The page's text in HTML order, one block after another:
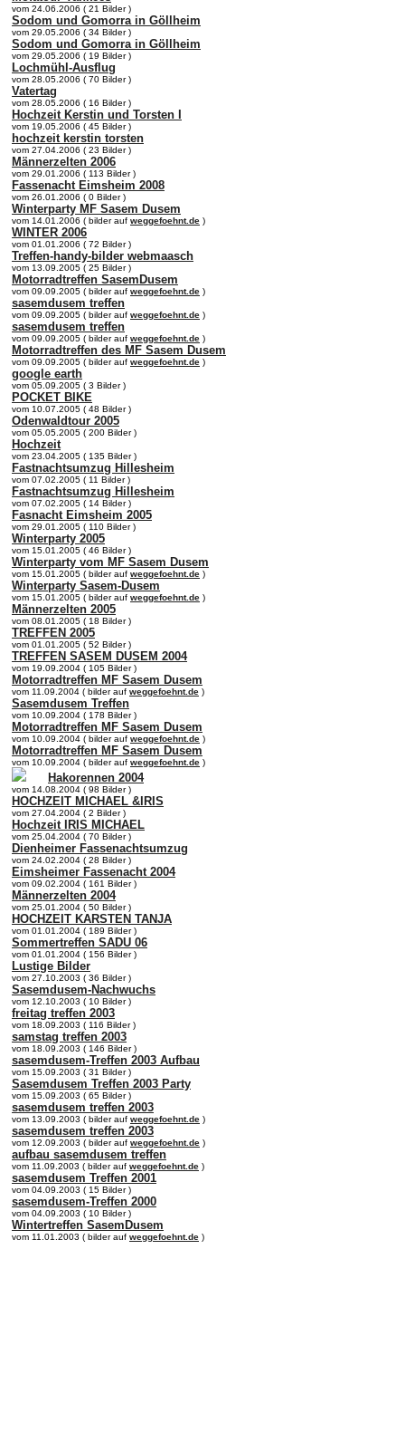
vom 24.06.2006 ( 21 Bilder )
Sodom und Gomorra in Göllheim
vom 29.05.2006 ( 34 Bilder )
Sodom und Gomorra in Göllheim
vom 29.05.2006 ( 19 Bilder )
Lochmühl-Ausflug
vom 28.05.2006 ( 70 Bilder )
Vatertag
vom 28.05.2006 ( 16 Bilder )
Hochzeit Kerstin und Torsten I
vom 19.05.2006 ( 45 Bilder )
hochzeit kerstin torsten
vom 27.04.2006 ( 23 Bilder )
Männerzelten 2006
vom 29.01.2006 ( 113 Bilder )
Fassenacht Eimsheim 2008
vom 26.01.2006 ( 0 Bilder )
Winterparty MF Sasem Dusem
vom 14.01.2006 ( bilder auf weggefoehnt.de )
WINTER 2006
vom 01.01.2006 ( 72 Bilder )
Treffen-handy-bilder webmaasch
vom 13.09.2005 ( 25 Bilder )
Motorradtreffen SasemDusem
vom 09.09.2005 ( bilder auf weggefoehnt.de )
sasemdusem treffen
vom 09.09.2005 ( bilder auf weggefoehnt.de )
sasemdusem treffen
vom 09.09.2005 ( bilder auf weggefoehnt.de )
Motorradtreffen des MF Sasem Dusem
vom 09.09.2005 ( bilder auf weggefoehnt.de )
google earth
vom 05.09.2005 ( 3 Bilder )
POCKET BIKE
vom 10.07.2005 ( 48 Bilder )
Odenwaldtour 2005
vom 05.05.2005 ( 200 Bilder )
Hochzeit
vom 23.04.2005 ( 135 Bilder )
Fastnachtsumzug Hillesheim
vom 07.02.2005 ( 11 Bilder )
Fastnachtsumzug Hillesheim
vom 07.02.2005 ( 14 Bilder )
Fasnacht Eimsheim 2005
vom 29.01.2005 ( 110 Bilder )
Winterparty 2005
vom 15.01.2005 ( 46 Bilder )
Winterparty vom MF Sasem Dusem
vom 15.01.2005 ( bilder auf weggefoehnt.de )
Winterparty Sasem-Dusem
vom 15.01.2005 ( bilder auf weggefoehnt.de )
Männerzelten 2005
vom 08.01.2005 ( 18 Bilder )
TREFFEN 2005
vom 01.01.2005 ( 52 Bilder )
TREFFEN SASEM DUSEM 2004
vom 19.09.2004 ( 105 Bilder )
Motorradtreffen MF Sasem Dusem
vom 11.09.2004 ( bilder auf weggefoehnt.de )
Sasemdusem Treffen
vom 10.09.2004 ( 178 Bilder )
Motorradtreffen MF Sasem Dusem
vom 10.09.2004 ( bilder auf weggefoehnt.de )
Motorradtreffen MF Sasem Dusem
vom 10.09.2004 ( bilder auf weggefoehnt.de )
Hakorennen 2004
vom 14.08.2004 ( 98 Bilder )
HOCHZEIT MICHAEL &IRIS
vom 27.04.2004 ( 2 Bilder )
Hochzeit IRIS MICHAEL
vom 25.04.2004 ( 70 Bilder )
Dienheimer Fassenachtsumzug
vom 24.02.2004 ( 28 Bilder )
Eimsheimer Fassenacht 2004
vom 09.02.2004 ( 161 Bilder )
Männerzelten 2004
vom 25.01.2004 ( 50 Bilder )
HOCHZEIT KARSTEN TANJA
vom 01.01.2004 ( 189 Bilder )
Sommertreffen SADU 06
vom 01.01.2004 ( 156 Bilder )
Lustige Bilder
vom 27.10.2003 ( 36 Bilder )
Sasemdusem-Nachwuchs
vom 12.10.2003 ( 10 Bilder )
freitag treffen 2003
vom 18.09.2003 ( 116 Bilder )
samstag treffen 2003
vom 18.09.2003 ( 146 Bilder )
sasemdusem-Treffen 2003 Aufbau
vom 15.09.2003 ( 31 Bilder )
Sasemdusem Treffen 2003 Party
vom 15.09.2003 ( 65 Bilder )
sasemdusem treffen 2003
vom 13.09.2003 ( bilder auf weggefoehnt.de )
sasemdusem treffen 2003
vom 12.09.2003 ( bilder auf weggefoehnt.de )
aufbau sasemdusem treffen
vom 11.09.2003 ( bilder auf weggefoehnt.de )
sasemdusem Treffen 2001
vom 04.09.2003 ( 15 Bilder )
sasemdusem-Treffen 2000
vom 04.09.2003 ( 10 Bilder )
Wintertreffen SasemDusem
vom 11.01.2003 ( bilder auf weggefoehnt.de )